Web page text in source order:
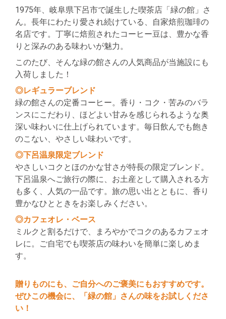
1975年、岐阜県下呂市で誕生した喫茶店「緑の館」さ
ん。長年にわたり愛され続けている、自家焙煎珈琲の
名店です。丁寧に焙煎されたコーヒー豆は、豊かな香
りと深みのある味わいが魅力。
このたび、そんな緑の館さんの人気商品が当施設にも
入荷しました！
◎レギュラーブレンド
緑の館さんの定番コーヒー。香り・コク・苦みのバラ
ンスにこだわり、ほどよい甘みを感じられるような奥
深い味わいに仕上げられています。毎日飲んでも飽き
のこない、やさしい味わいです。
◎下呂温泉限定ブレンド
やさしいコクとほのかな甘さが特長の限定ブレンド。
下呂温泉へご旅行の際に、お土産として購入される方
も多く、人気の一品です。旅の思い出とともに、香り
豊かなひとときをお楽しみください。
◎カフェオレ・ベース
ミルクと割るだけで、まろやかでコクのあるカフェオ
レに。ご自宅でも喫茶店の味わいを簡単に楽しめま
す。
贈りものにも、ご自分へのご褒美にもおすすめです。
ぜひこの機会に、「緑の館」さんの味をお試しくださ
い！